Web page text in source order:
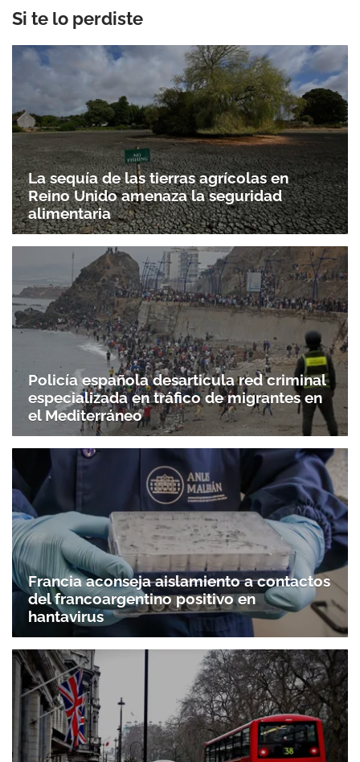
Si te lo perdiste
La sequía de las tierras agrícolas en
Reino Unido amenaza la seguridad
alimentaria
Policía española desarticula red criminal
especializada en tráfico de migrantes en
el Mediterráneo
Francia aconseja aislamiento a contactos
del francoargentino positivo en
hantavirus